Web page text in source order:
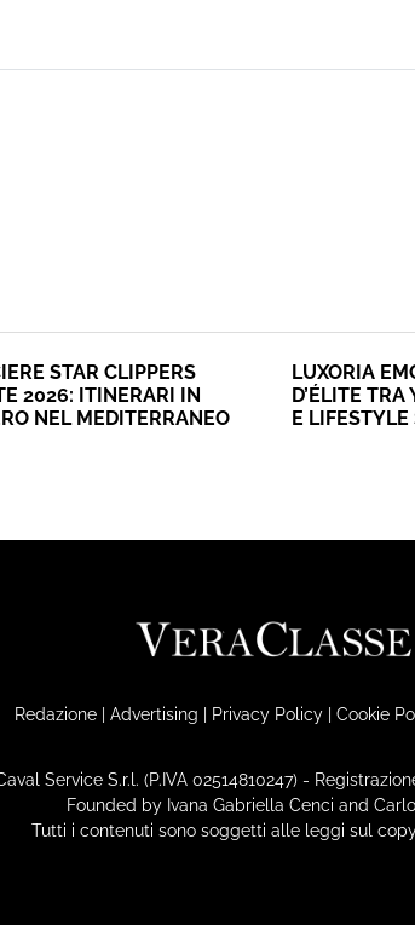
STAR CLIPPERS
2026: ITINERARI IN
NEL MEDITERRANEO
LUXORIA
D’ÉLITE
E
Redazione| Advertising | Privacy Policy| Cookie
Service S.r.l. (P.IVA 02514810247) -
Founded by Ivana Gabriella Cenci and
Tutti i contenuti sono soggetti alle leggi sul